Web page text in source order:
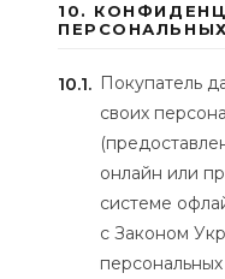
10.
10.1. Покупатель
своих
онлайн или
системе
с Законом